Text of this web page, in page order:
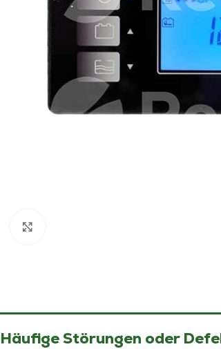
Häufige Störungen oder